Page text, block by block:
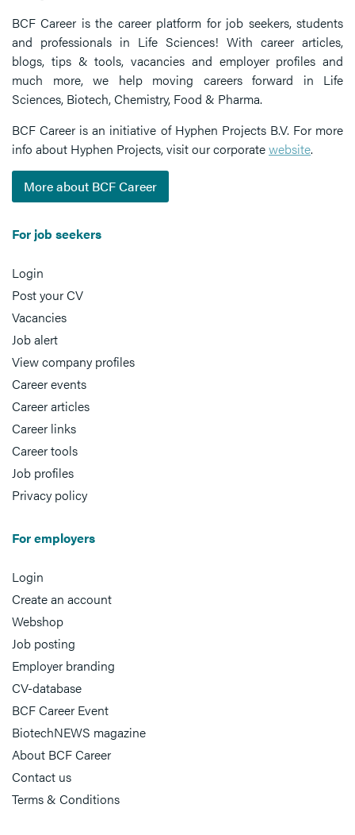
BCF Career is the career platform for job seekers, students
and professionals in Life Sciences! With career articles,
blogs, tips & tools, vacancies and employer profiles and
much more, we help moving careers forward in Life
Sciences, Biotech, Chemistry, Food & Pharma.
BCF Career is an initiative of Hyphen Projects B.V. For more
info about Hyphen Projects, visit our corporatewebsite.
More about BCF Career
For job seekers
Login
Post your CV
Vacancies
Job alert
View company profiles
Career events
Career articles
Career links
Career tools
Job profiles
Privacy policy
For employers
Login
Create an account
Webshop
Job posting
Employer branding
CV-database
BCF Career Event
BiotechNEWS magazine
About BCF Career
Contact us
Terms & Conditions